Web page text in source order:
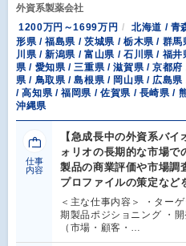
外資系製薬会社
1200万円～1699万円
北海道 / 青
形県 / 福島県 / 茨城県 / 栃木県 / 群
川県 / 新潟県 / 富山県 / 石川県 / 福
県 / 愛知県 / 三重県 / 滋賀県 / 京都
県 / 鳥取県 / 島根県 / 岡山県 / 広島
/ 高知県 / 福岡県 / 佐賀県 / 長崎県 /
沖縄県
仕事
内容
【急成長中の外資系バ
ォリオの長期的な市場で
製品の商業評価や市場調
プロファイルの策定など
＜主な仕事内容＞ ・ター
期製品ポジショニング ・
（市場・顧客・…